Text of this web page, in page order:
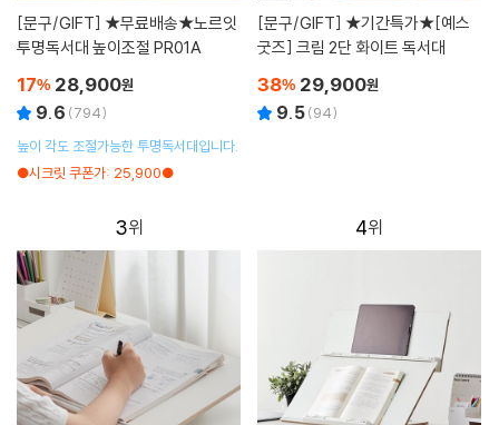
[문구/GIFT]
투명독서대 높이조절 PR01A
●시크릿 쿠폰가: 25,900●
17% 28,900원
9.6 (794)
높이 각도 조절가능한 투명독서대입니다.
[문구/GIFT]
굿즈] 크림 2단 화이트 독서대
38% 29,900원
9.5(94)
3 4